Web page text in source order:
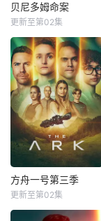
贝尼多姆命案
更新至第02集
方舟一号第三季
更新至第02集